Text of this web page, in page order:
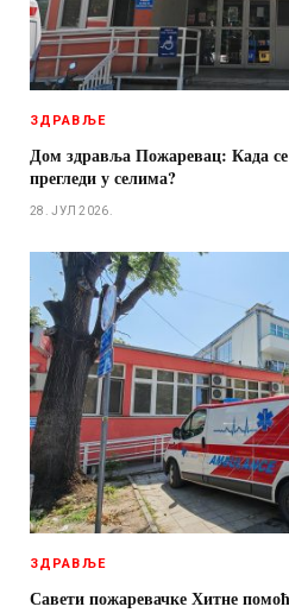
ЗДРАВЉЕ
Дом здравља Пожаревац: Када
прегледи у селима?
28. ЈУЛ 2026.
ЗДРАВЉЕ
Савети пожаревачке Хитне